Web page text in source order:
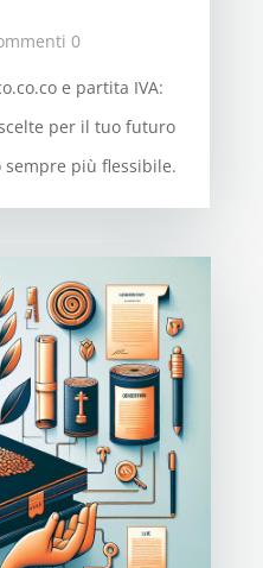
0
e partita IVA:
per il tuo futuro
più flessibile.